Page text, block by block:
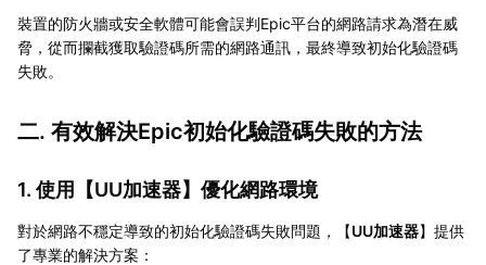
裝置的防火牆或安全軟體可能會誤判Epic平台的網路請求為潛在威
脅，從而攔截獲取驗證碼所需的網路通訊，最終導致初始化驗證碼
失敗。
二. 有效解決Epic初始化驗證碼失敗的方法
1. 使用【UU加速器】優化網路環境
對於網路不穩定導致的初始化驗證碼失敗問題，【UU加速器】提供
了專業的解決方案：